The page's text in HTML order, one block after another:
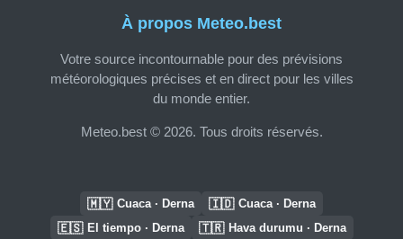
À propos Meteo.best
Votre source incontournable pour des prévisions
météorologiques précises et en direct pour les villes
du monde entier.
Meteo.best © 2026. Tous droits réservés.
🇲🇾 Cuaca · Derna 🇮🇩 Cuaca · Derna
🇪🇸 El tiempo · Derna 🇹🇷 Hava durumu · Derna